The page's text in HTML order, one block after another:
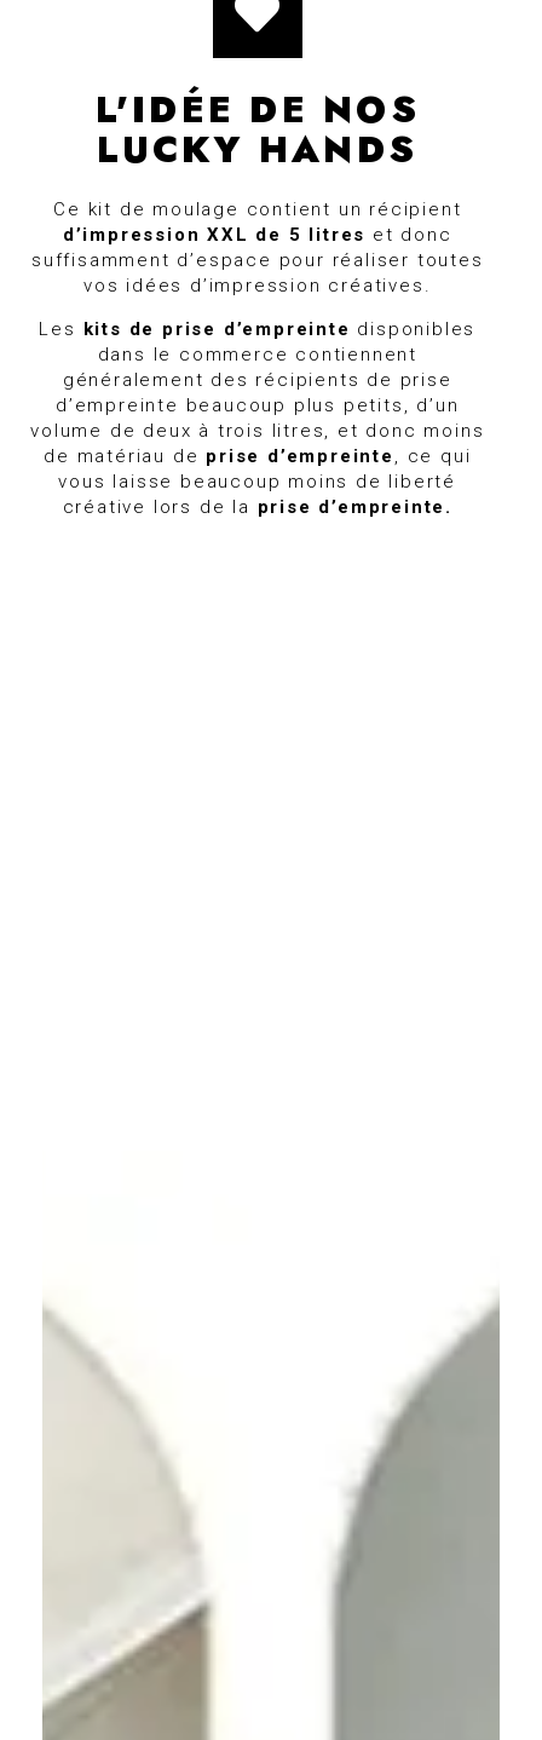
L'IDÉE DE NOS
LUCKY HANDS
Ce kit de moulage contient un récipient
d’impression XXL de 5 litres et donc
suffisamment d’espace pour réaliser toutes
vos idées d’impression créatives.
Les kits de prise d’empreinte disponibles
dans le commerce contiennent
généralement des récipients de prise
d’empreinte beaucoup plus petits, d’un
volume de deux à trois litres, et donc moins
de matériau de prise d’empreinte , ce qui
vous laisse beaucoup moins de liberté
créative lors de la prise d’empreinte.